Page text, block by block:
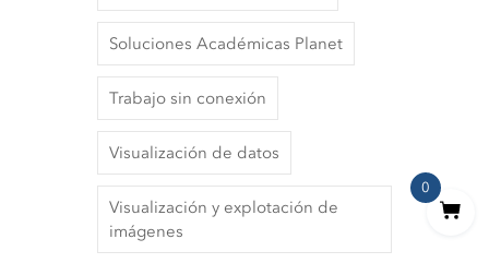
Soluciones Académicas Planet
Trabajo sin conexión
Visualización de datos
Visualización y explotación de
imágenes
0